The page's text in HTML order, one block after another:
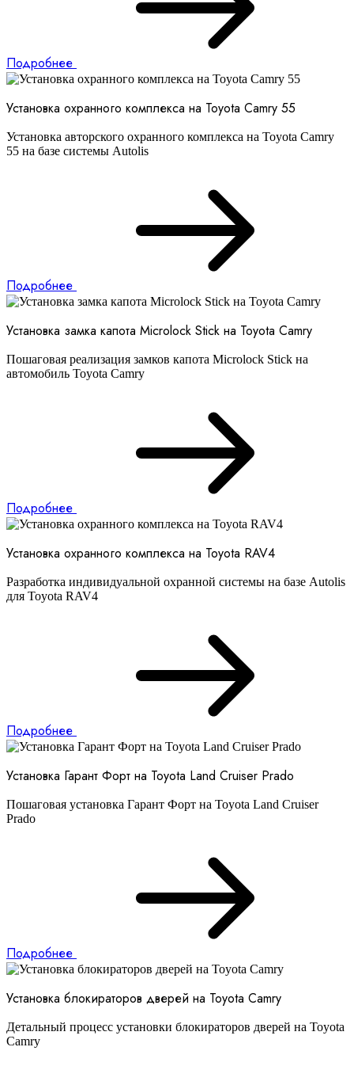
Подробнее
Установка охранного комплекса на Toyota Camry 55
Установка авторского охранного комплекса на Toyota Camry
55 на базе системы Autolis
Подробнее
Установка замка капота Microlock Stick на Toyota Camry
Пошаговая реализация замков капота Microlock Stick на
автомобиль Toyota Camry
Подробнее
Установка охранного комплекса на Toyota RAV4
Разработка индивидуальной охранной системы на базе Autolis
для Toyota RAV4
Подробнее
Установка Гарант Форт на Toyota Land Cruiser Prado
Пошаговая установка Гарант Форт на Toyota Land Cruiser
Prado
Подробнее
Установка блокираторов дверей на Toyota Camry
Детальный процесс установки блокираторов дверей на Toyota
Camry